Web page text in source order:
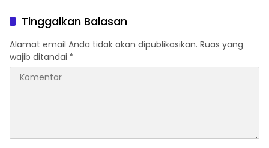
Tinggalkan Balasan
Alamat email Anda tidak akan dipublikasikan. Ruas yang
wajib ditandai *